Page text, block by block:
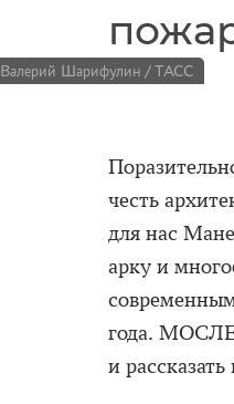
Валерий Шарифулин / ТАСС
честь
для нас
арку и
года.
и